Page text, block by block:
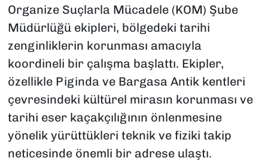
Organize Suçlarla Mücadele (KOM) Şube
Müdürlüğü ekipleri, bölgedeki tarihi
zenginliklerin korunması amacıyla
koordineli bir çalışma başlattı. Ekipler,
özellikle Piginda ve Bargasa Antik kentleri
çevresindeki kültürel mirasın korunması ve
tarihi eser kaçakçılığının önlenmesine
yönelik yürüttükleri teknik ve fiziki takip
neticesinde önemli bir adrese ulaştı.